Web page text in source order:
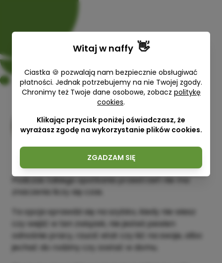
Szybki wgląd
Woman is Back Twoja Przestrzeń
Mocy
159,00 zł
Podczas takiego spotkania przestrzeń nie ma
znaczenia liczy się czas.
Ta opcja sprawdzi się na szybko, kiedy nie wiesz
czy wejść w ten związek, nie jesteś pewien
odnośnie pracy, rzucić etat czy iść na swoje, albo
jechać do rodziny czy zostać w domu.
Witaj w naffy 👋
Ciastka 🍪 pozwalają nam bezpiecznie obsługiwać
płatności. Jednak potrzebujemy na nie Twojej zgody.
Chronimy też Twoje dane osobowe, zobacz politykę
cookies.
Klikając przycisk poniżej oświadczasz, że
wyrażasz zgodę na wykorzystanie plików cookies.
ZGADZAM SIĘ